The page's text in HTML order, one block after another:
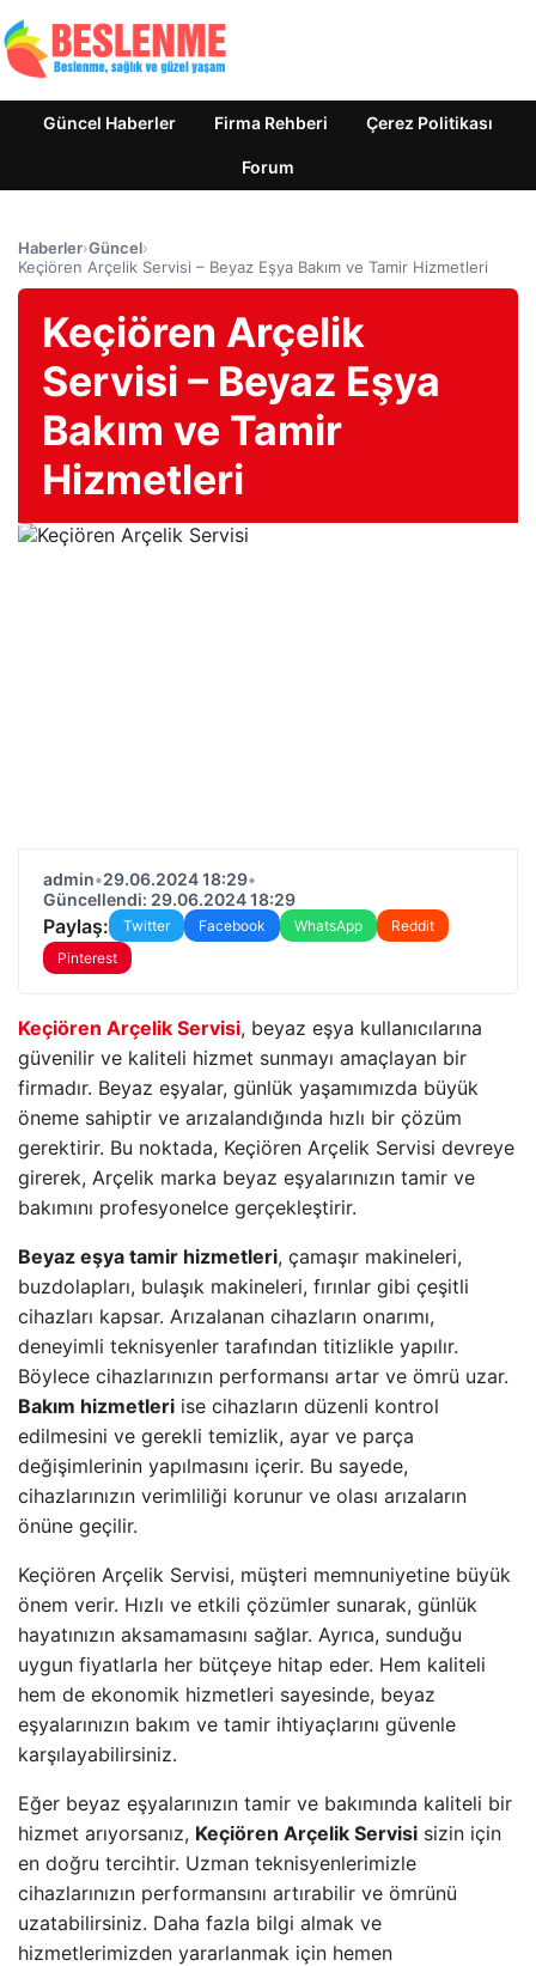
Güncel Haberler Firma Rehberi Çerez Politikası
Forum
Haberler›Güncel›
Keçiören Arçelik Servisi – Beyaz Eşya Bakım ve Tamir Hizmetleri
Keçiören Arçelik
Servisi – Beyaz Eşya
Bakım ve Tamir
Hizmetleri
admin•29.06.2024 18:29•
Güncellendi: 29.06.2024 18:29
Paylaş: Twitter Facebook WhatsApp
Reddit
Pinterest
Keçiören Arçelik Servisi, beyaz eşya kullanıcılarına
güvenilir ve kaliteli hizmet sunmayı amaçlayan bir
firmadır. Beyaz eşyalar, günlük yaşamımızda büyük
öneme sahiptir ve arızalandığında hızlı bir çözüm
gerektirir. Bu noktada, Keçiören Arçelik Servisi devreye
girerek, Arçelik marka beyaz eşyalarınızın tamir ve
bakımını profesyonelce gerçekleştirir.
Beyaz eşya tamir hizmetleri, çamaşır makineleri,
buzdolapları, bulaşık makineleri, fırınlar gibi çeşitli
cihazları kapsar. Arızalanan cihazların onarımı,
deneyimli teknisyenler tarafından titizlikle yapılır.
Böylece cihazlarınızın performansı artar ve ömrü uzar.
Bakım hizmetleri ise cihazların düzenli kontrol
edilmesini ve gerekli temizlik, ayar ve parça
değişimlerinin yapılmasını içerir. Bu sayede,
cihazlarınızın verimliliği korunur ve olası arızaların
önüne geçilir.
Keçiören Arçelik Servisi, müşteri memnuniyetine büyük
önem verir. Hızlı ve etkili çözümler sunarak, günlük
hayatınızın aksamamasını sağlar. Ayrıca, sunduğu
uygun fiyatlarla her bütçeye hitap eder. Hem kaliteli
hem de ekonomik hizmetleri sayesinde, beyaz
eşyalarınızın bakım ve tamir ihtiyaçlarını güvenle
karşılayabilirsiniz.
Eğer beyaz eşyalarınızın tamir ve bakımında kaliteli bir
hizmet arıyorsanız, Keçiören Arçelik Servisi sizin için
en doğru tercihtir. Uzman teknisyenlerimizle
cihazlarınızın performansını artırabilir ve ömrünü
uzatabilirsiniz. Daha fazla bilgi almak ve
hizmetlerimizden yararlanmak için hemen